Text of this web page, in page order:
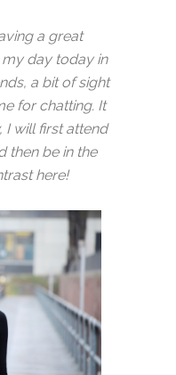
a great
day today in
a bit of sight
for chatting. It
I will first attend
then be in the
here!